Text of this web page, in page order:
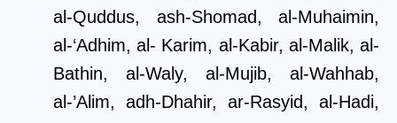
al-Quddus, ash-Shomad, al-Muhaimin,
al-‘Adhim, al- Karim, al-Kabir, al-Malik, al-
Bathin, al-Waly, al-Mujib, al-Wahhab,
al-’Alim, adh-Dhahir, ar-Rasyid, al-Hadi,